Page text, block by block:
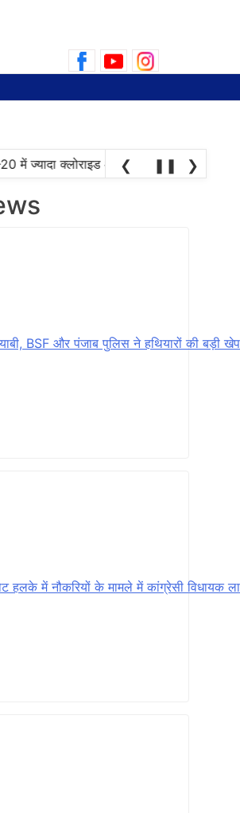
for:
ज्यादा क्लोराइड और नमी के कारण खराब हो रही
❮ ❚❚ ❯